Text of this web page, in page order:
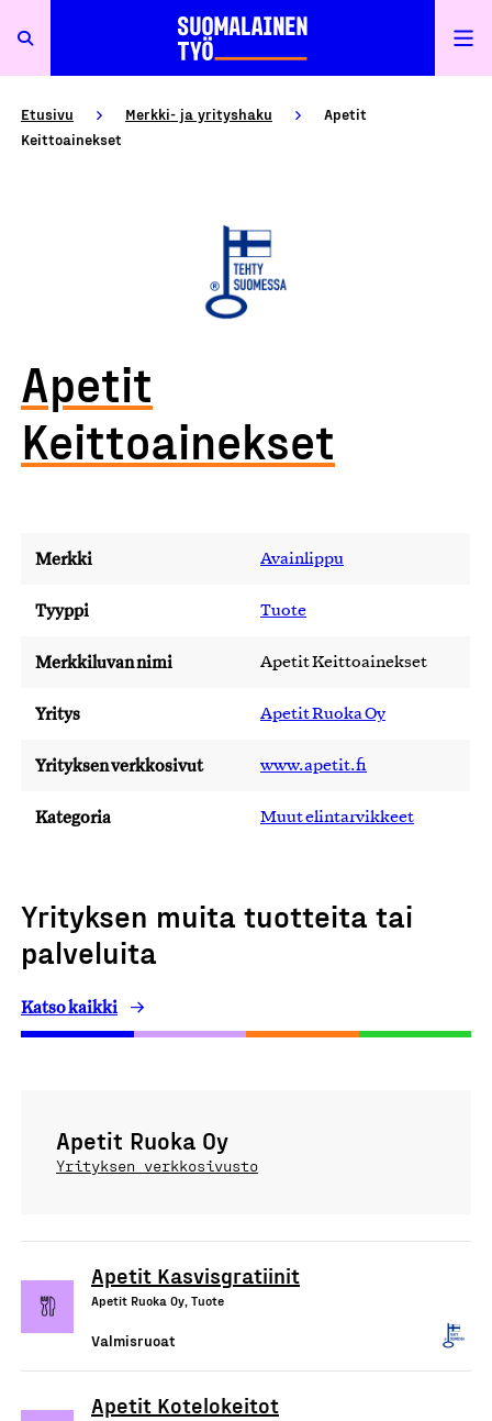
Etusivu Merkki- ja yrityshaku
Apetit
Keittoainekset
Apetit
Keittoainekset
Merkki Avainlippu
Tyyppi Tuote
Merkkiluvan nimi Apetit Keittoainekset
Yritys Apetit Ruoka Oy
Yrityksen verkkosivut www.apetit.fi
Kategoria Muut elintarvikkeet
Yrityksen muita tuotteita tai
palveluita
Katso kaikki
Apetit Ruoka Oy
Yrityksen verkkosivusto
Apetit Kasvisgratiinit
Apetit Ruoka Oy, Tuote
Valmisruoat
Apetit Kotelokeitot